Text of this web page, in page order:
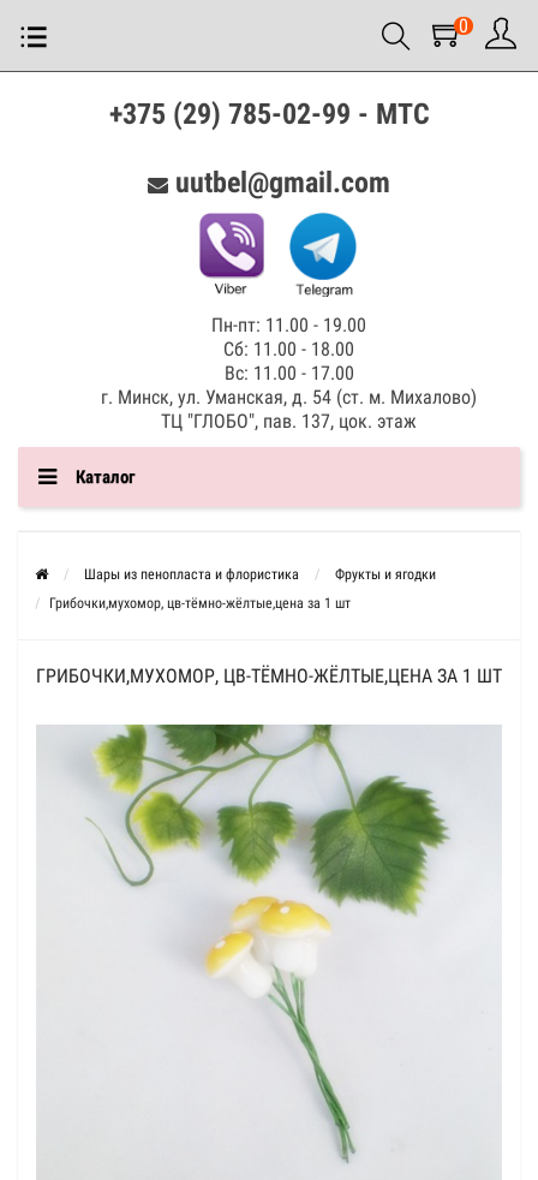
0
+375 (29) 785-02-99 - МТС
uutbel@gmail.com
Пн-пт: 11.00 - 19.00
Сб: 11.00 - 18.00
Вс: 11.00 - 17.00
г. Минск, ул. Уманская, д. 54 (ст. м. Михалово)
ТЦ "ГЛОБО", пав. 137, цок. этаж
Каталог
Шары из пенопласта и флористика
Фрукты и ягодки
Грибочки,мухомор, цв-тёмно-жёлтые,цена за 1 шт
ГРИБОЧКИ,МУХОМОР, ЦВ-ТЁМНО-ЖЁЛТЫЕ,ЦЕНА ЗА 1 ШТ